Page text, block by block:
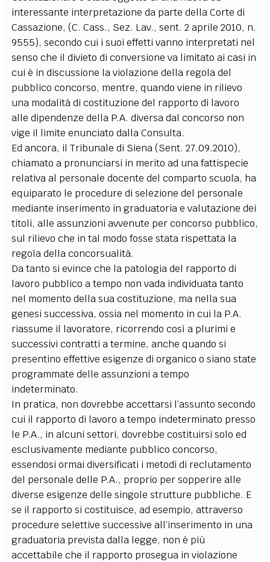
interessante interpretazione da parte della Corte di
Cassazione, (C. Cass., Sez. Lav., sent. 2 aprile 2010, n.
9555), secondo cui i suoi effetti vanno interpretati nel
senso che il divieto di conversione va limitato ai casi in
cui è in discussione la violazione della regola del
pubblico concorso, mentre, quando viene in rilievo
una modalità di costituzione del rapporto di lavoro
alle dipendenze della P.A. diversa dal concorso non
vige il limite enunciato dalla Consulta.
Ed ancora, il Tribunale di Siena (Sent. 27.09.2010),
chiamato a pronunciarsi in merito ad una fattispecie
relativa al personale docente del comparto scuola, ha
equiparato le procedure di selezione del personale
mediante inserimento in graduatoria e valutazione dei
titoli, alle assunzioni avvenute per concorso pubblico,
sul rilievo che in tal modo fosse stata rispettata la
regola della concorsualità.
Da tanto si evince che la patologia del rapporto di
lavoro pubblico a tempo non vada individuata tanto
nel momento della sua costituzione, ma nella sua
genesi successiva, ossia nel momento in cui la P.A.
riassume il lavoratore, ricorrendo così a plurimi e
successivi contratti a termine, anche quando si
presentino effettive esigenze di organico o siano state
programmate delle assunzioni a tempo
indeterminato.
In pratica, non dovrebbe accettarsi l’assunto secondo
cui il rapporto di lavoro a tempo indeterminato presso
le P.A., in alcuni settori, dovrebbe costituirsi solo ed
esclusivamente mediante pubblico concorso,
essendosi ormai diversificati i metodi di reclutamento
del personale delle P.A., proprio per sopperire alle
diverse esigenze delle singole strutture pubbliche. E
se il rapporto si costituisce, ad esempio, attraverso
procedure selettive successive all’inserimento in una
graduatoria prevista dalla legge, non è più
accettabile che il rapporto prosegua in violazione